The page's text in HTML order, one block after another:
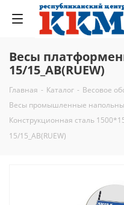
Весы
15/15_AB(RUEW)
Главная - Каталог - Весовое
Весы промышленные
Конструкционная сталь
15/15_AB(RUEW)